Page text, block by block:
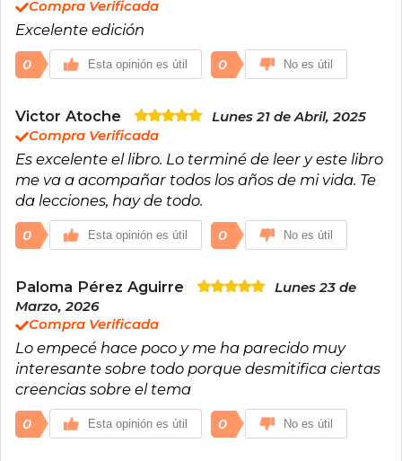
Compra Verificada
Excelente edición
0 Esta opinión es útil 0 No es útil
Victor Atoche
Lunes 21 de Abril, 2025
Compra Verificada
Es excelente el libro. Lo terminé de leer y este libro
me va a acompañar todos los años de mi vida. Te
da lecciones, hay de todo.
0 Esta opinión es útil 0 No es útil
Paloma Pérez Aguirre
Lunes 23 de
Marzo, 2026
Compra Verificada
Lo empecé hace poco y me ha parecido muy
interesante sobre todo porque desmitifica ciertas
creencias sobre el tema
0 Esta opinión es útil 0 No es útil